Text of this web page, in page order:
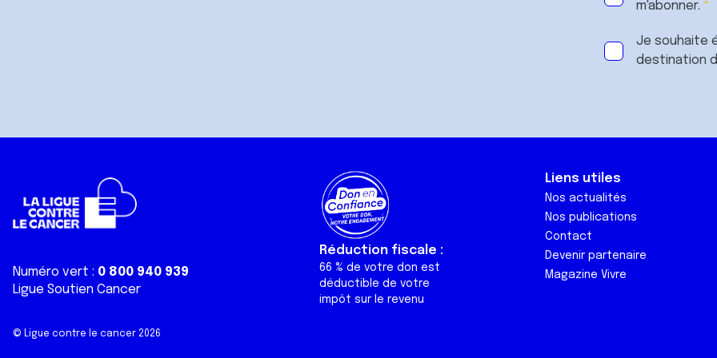
m'abonner.
Je souhaite
destination
Numéro vert : 0 800 940 939
Ligue Soutien Cancer
Réduction fiscale :
66 % de votre don est
déductible de votre
impôt sur le revenu
Liens utiles
Nos actualités
Nos publications
Contact
Devenir partenaire
Magazine Vivre
© Ligue contre le cancer 2026